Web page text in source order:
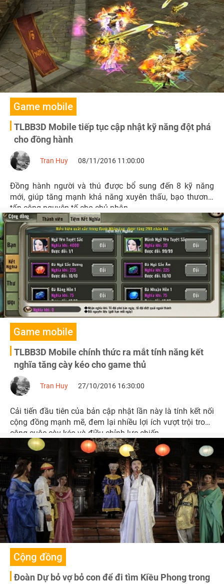
Game mobile
TLBB3D Mobile tiếp tục cập nhật kỹ năng đột phá
cho đồng hành
Tran Huy 08/11/2016 11:00:00
Đồng hành người và thú được bổ sung đến 8 kỹ năng
mới, giúp tăng mạnh khả năng xuyên thấu, bạo thương,
tấn công nguyên tố cho chủ nhân.
Game mobile
TLBB3D Mobile chính thức ra mắt tính năng kết
nghĩa tăng cày kéo cho game thủ
Tran Huy 27/10/2016 16:30:00
Cải tiến đầu tiên của bản cập nhật lần này là tính kết nối
cộng đồng mạnh mẽ, đem lại nhiều lợi ích vượt trội trong
công cuộc cày kéo và điều chỉnh lực chiến.
Cộng đồng
Đoàn Dự bỏ vợ bỏ con để đi tìm Kiều Phong trong